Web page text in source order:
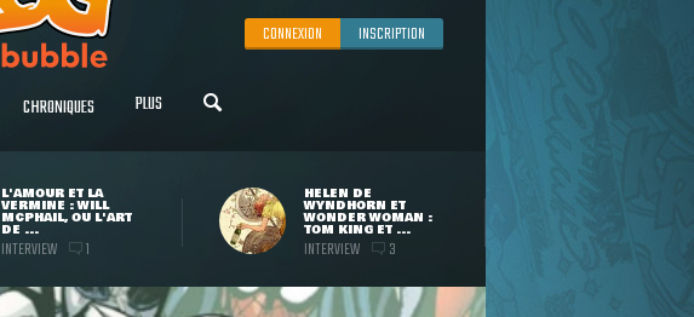
CONNEXION INSCRIPTION
CHRONIQUES PLUS
L'AMOUR ET LA
VERMINE : WILL
MCPHAIL, OU L'ART
DE ...
INTERVIEW 1
HELEN DE
WYNDHORN ET
WONDER WOMAN :
TOM KING ET ...
INTERVIEW 3